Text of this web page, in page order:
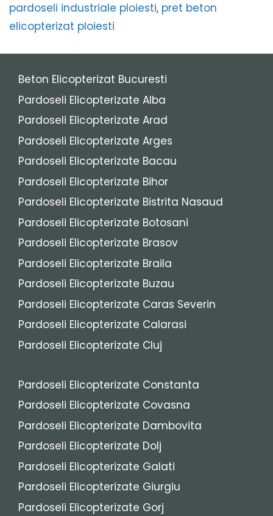
pardoseli industriale ploiesti, pret beton
elicopterizat ploiesti
Beton Elicopterizat Bucuresti
Pardoseli Elicopterizate Alba
Pardoseli Elicopterizate Arad
Pardoseli Elicopterizate Arges
Pardoseli Elicopterizate Bacau
Pardoseli Elicopterizate Bihor
Pardoseli Elicopterizate Bistrita Nasaud
Pardoseli Elicopterizate Botosani
Pardoseli Elicopterizate Brasov
Pardoseli Elicopterizate Braila
Pardoseli Elicopterizate Buzau
Pardoseli Elicopterizate Caras Severin
Pardoseli Elicopterizate Calarasi
Pardoseli Elicopterizate Cluj
Pardoseli Elicopterizate Constanta
Pardoseli Elicopterizate Covasna
Pardoseli Elicopterizate Dambovita
Pardoseli Elicopterizate Dolj
Pardoseli Elicopterizate Galati
Pardoseli Elicopterizate Giurgiu
Pardoseli Elicopterizate Gorj